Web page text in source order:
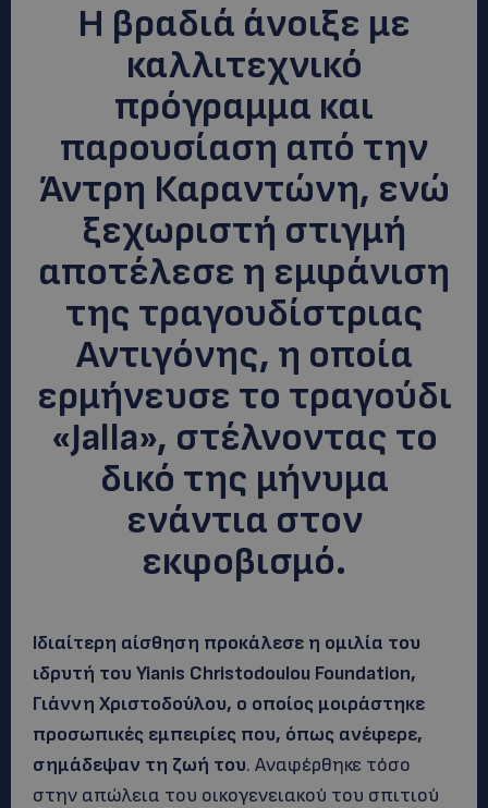
Η βραδιά άνοιξε με
καλλιτεχνικό
πρόγραμμα και
παρουσίαση από την
Άντρη Καραντώνη, ενώ
ξεχωριστή στιγμή
αποτέλεσε η εμφάνιση
της τραγουδίστριας
Αντιγόνης, η οποία
ερμήνευσε το τραγούδι
«Jalla», στέλνοντας το
δικό της μήνυμα
ενάντια στον
εκφοβισμό.
Ιδιαίτερη αίσθηση προκάλεσε η ομιλία του
ιδρυτή του Yianis Christodoulou Foundation,
Γιάννη Χριστοδούλου, ο οποίος μοιράστηκε
προσωπικές εμπειρίες που, όπως ανέφερε,
σημάδεψαν τη ζωή του. Αναφέρθηκε τόσο
στην απώλεια του οικογενειακού του σπιτιού